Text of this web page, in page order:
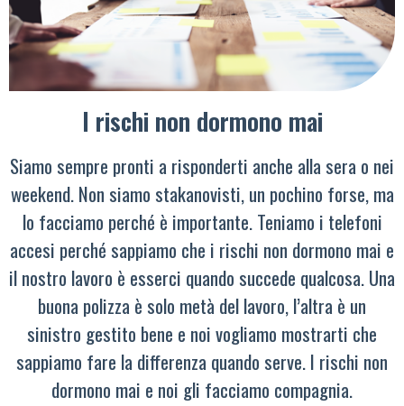
I rischi non dormono mai
Siamo sempre pronti a risponderti anche alla sera o nei
weekend. Non siamo stakanovisti, un pochino forse, ma
lo facciamo perché è importante. Teniamo i telefoni
accesi perché sappiamo che i rischi non dormono mai e
il nostro lavoro è esserci quando succede qualcosa. Una
buona polizza è solo metà del lavoro, l’altra è un
sinistro gestito bene e noi vogliamo mostrarti che
sappiamo fare la differenza quando serve. I rischi non
dormono mai e noi gli facciamo compagnia.